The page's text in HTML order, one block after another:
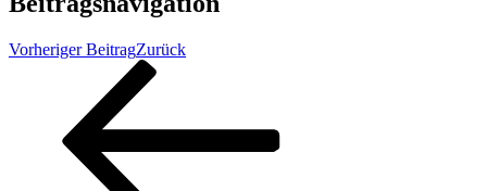
Vorheriger BeitragZurück